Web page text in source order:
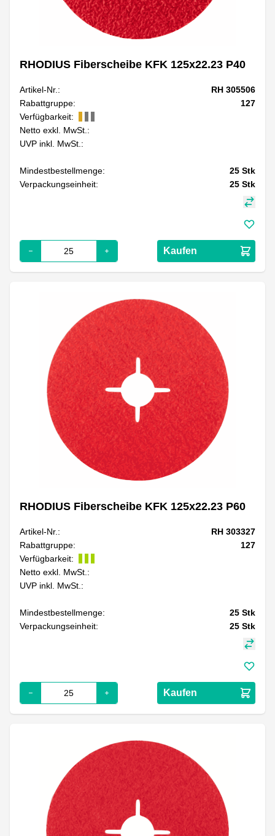
RHODIUS Fiberscheibe KFK 125x22.23 P40
Artikel-Nr.:
RH 305506
Rabattgruppe:
127
Verfügbarkeit:
Netto exkl. MwSt.:
UVP inkl. MwSt.:
Mindestbestellmenge: 25 Stk
Verpackungseinheit:
25 Stk
Kaufen
RHODIUS Fiberscheibe KFK 125x22.23 P60
Artikel-Nr.:
RH 303327
Rabattgruppe:
127
Verfügbarkeit:
Netto exkl. MwSt.:
UVP inkl. MwSt.:
Mindestbestellmenge: 25 Stk
Verpackungseinheit:
25 Stk
Kaufen